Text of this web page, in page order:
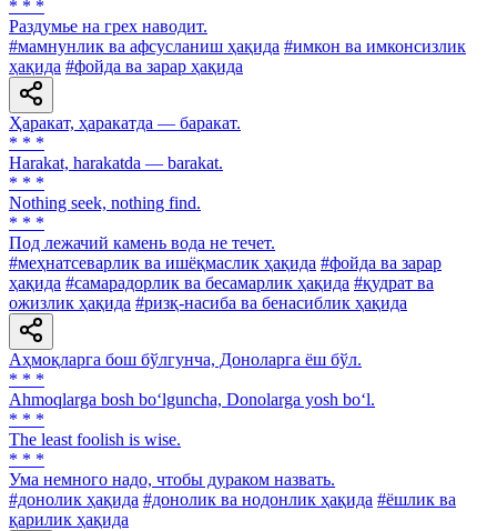
* * *
Раздумье на грех наводит.
#мамнунлик ва афсусланиш ҳақида #имкон ва имконсизлик
ҳақида #фойда ва зарар ҳақида
Ҳаракат, ҳаракатда — баракат.
* * *
Harakat, harakatda — barakat.
* * *
Nothing seek, nothing find.
* * *
Под лежачий камень вода не течет.
#меҳнатсеварлик ва ишёқмаслик ҳақида #фойда ва зарар
ҳақида #самарадорлик ва бесамарлик ҳақида #қудрат ва
ожизлик ҳақида #ризқ-насиба ва бенасиблик ҳақида
Аҳмоқларга бош бўлгунча, Доноларга ёш бўл.
* * *
Ahmoqlarga bosh bo‘lguncha, Donolarga yosh bo‘l.
* * *
The least foolish is wise.
* * *
Ума немного надо, чтобы дураком назвать.
#донолик ҳақида #донолик ва нодонлик ҳақида #ёшлик ва
қарилик ҳақида